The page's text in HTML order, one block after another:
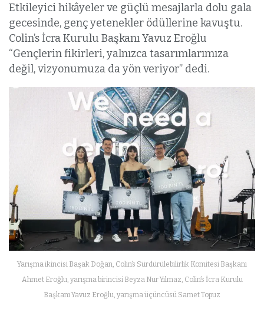
Etkileyici hikâyeler ve güçlü mesajlarla dolu gala
gecesinde, genç yetenekler ödüllerine kavuştu.
Colin’s İcra Kurulu Başkanı Yavuz Eroğlu
“Gençlerin fikirleri, yalnızca tasarımlarımıza
değil, vizyonumuza da yön veriyor” dedi.
Yarışma ikincisi Başak Doğan, Colin’s Sürdürülebilirlik Komitesi Başkanı
Ahmet Eroğlu, yarışma birincisi Beyza Nur Yılmaz, Colin’s İcra Kurulu
Başkanı Yavuz Eroğlu, yarışma üçüncüsü Samet Topuz